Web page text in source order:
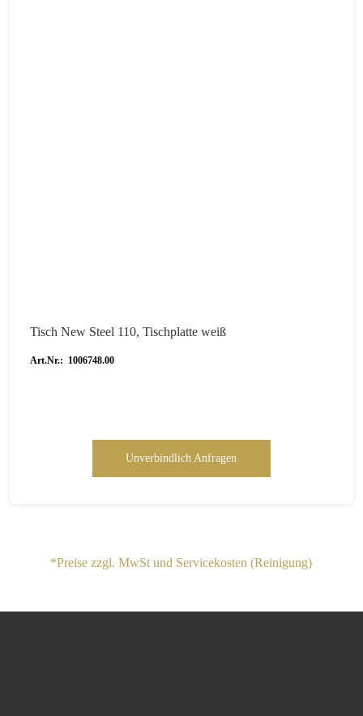
Tisch New Steel 110, Tischplatte weiß
Art.Nr.: 1006748.00
Unverbindlich Anfragen
*Preise zzgl. MwSt und Servicekosten (Reinigung)